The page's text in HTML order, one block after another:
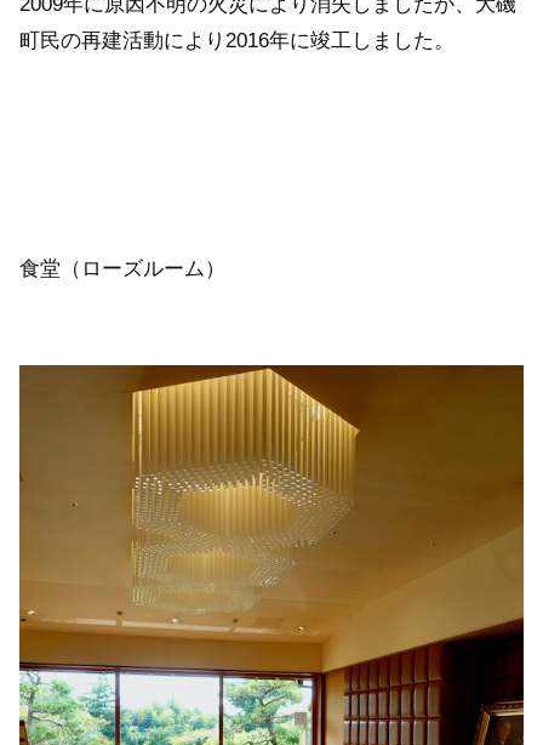
2009年に原因不明の火災により消失しましたが、大磯
町民の再建活動により2016年に竣工しました。
食堂（ローズルーム）